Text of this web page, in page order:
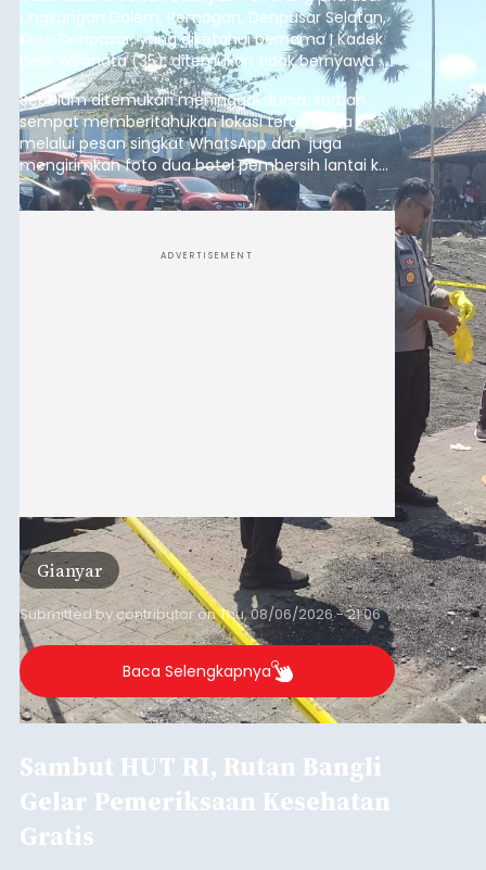
Lingkungan Dalem, Pemogan, Denpasar Selatan,
Kota Denpasar, yang diketahui bernama I Kadek
Dedi Wiranata (35), ditemukan tidak bernyawa di
pesisir Pantai Purnama, Sukawati.
Sebelum ditemukan meninggal dunia, korban
sempat memberitahukan lokasi terakhirnya
melalui pesan singkat WhatsApp dan juga
mengirimkan foto dua botol pembersih lantai ke
istrinya.
ADVERTISEMENT
Gianyar
Submitted by contributoronThu, 08/06/2026 - 21:06
Baca Selengkapnya
Sambut HUT RI, Rutan Bangli
Gelar Pemeriksaan Kesehatan
Gratis